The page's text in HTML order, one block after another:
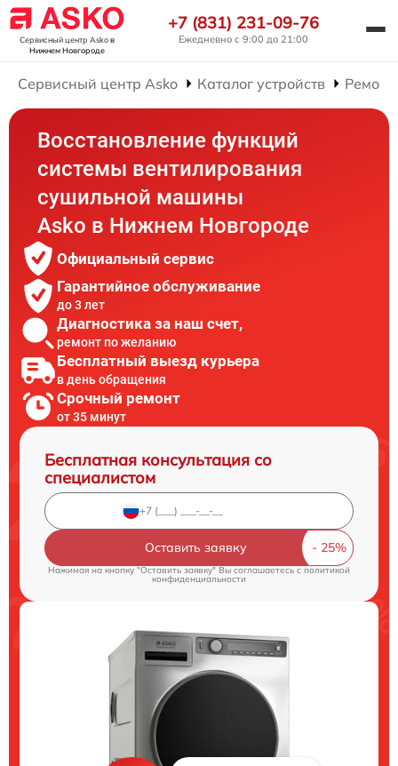
Сервисный центр Askoв
Нижнем Новгороде
+7 (831) 231-09-76
Ежедневно с 9:00 до 21:00
Сервисный центр Asko Каталог устройств
Восстановление функций
системы вентилирования
сушильной машины
Asko в Нижнем Новгороде
Официальный сервис
Гарантийное обслуживание
до 3 лет
Диагностика за наш счет,
ремонт по желанию
Бесплатный выезд курьера
в день обращения
Срочный ремонт
от 35 минут
Бесплатная консультация со
специалистом
Оставить заявку
Нажимая на кнопку "Оставить заявку" Вы соглашаетесь cполитикой
конфиденциальности